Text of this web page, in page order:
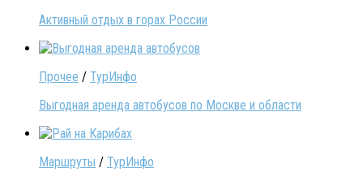
Активный отдых в горах России
Прочее / ТурИнфо
Выгодная аренда автобусов по Москве и области
Маршруты / ТурИнфо